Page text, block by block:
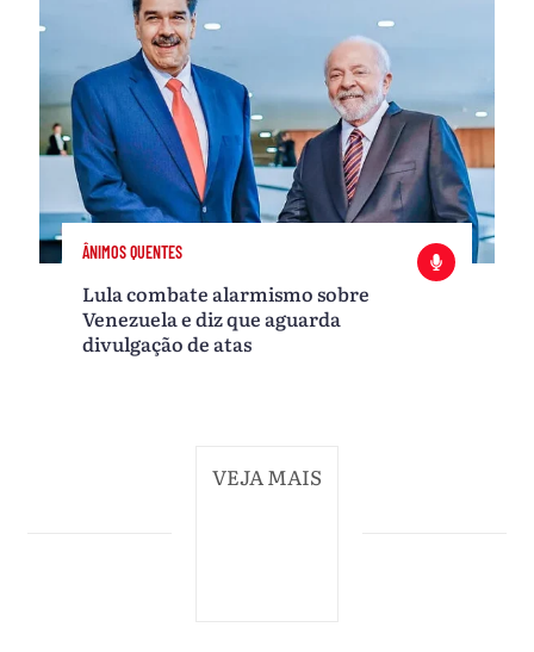
ÂNIMOS QUENTES
Lula combate alarmismo sobre
Venezuela e diz que aguarda
divulgação de atas
VEJA MAIS